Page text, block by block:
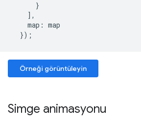
}
],
map : map
});
Örneği görüntüleyin
Simge animasyonu